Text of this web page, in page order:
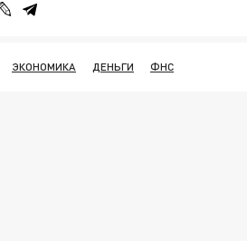
ЭКОНОМИКА ДЕНЬГИ ФНС